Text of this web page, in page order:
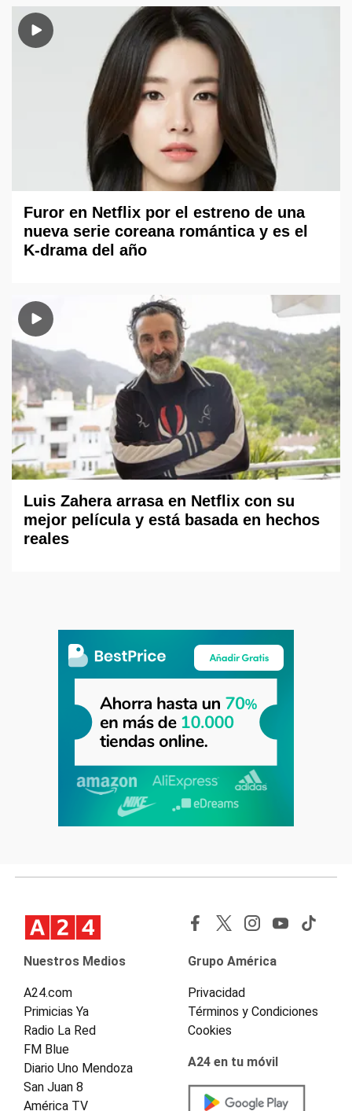
Furor en Netflix por el estreno de una
nueva serie coreana romántica y es el
K-drama del año
Luis Zahera arrasa en Netflix con su
mejor película y está basada en hechos
reales
Nuestros Medios
A24.com
Primicias Ya
Radio La Red
FM Blue
Diario Uno Mendoza
San Juan 8
América TV
Grupo América
Privacidad
Términos y Condiciones
Cookies
A24 en tu móvil